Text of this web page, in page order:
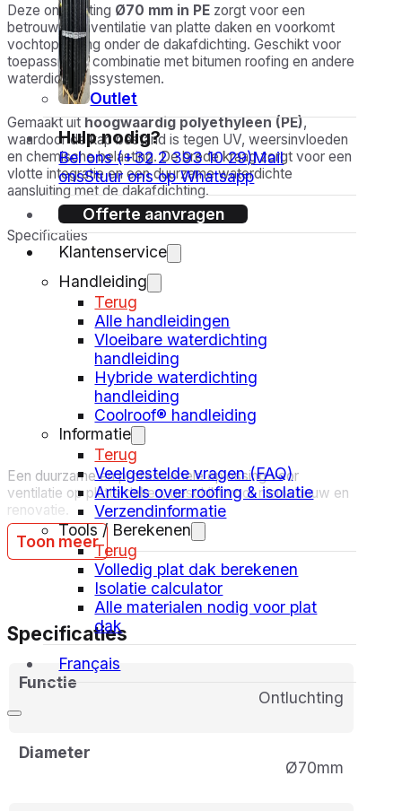
Outlet
Hulp nodig?
Bel ons (+32 2 393 10 29)Mail
onsStuur ons op Whatsapp
Offerte aanvragen
Klantenservice
Handleiding
Terug
Alle handleidingen
Vloeibare waterdichting
handleiding
Hybride waterdichting
handleiding
Coolroof® handleiding
Informatie
Terug
Veelgestelde vragen (FAQ)
Artikels over roofing & isolatie
Verzendinformatie
Tools / Berekenen
Terug
Volledig plat dak berekenen
Isolatie calculator
Alle materialen nodig voor plat
dak
Français
Deze ontluchting Ø70 mm in PE zorgt voor een
betrouwbare ventilatie van platte daken en voorkomt
vochtophoping onder de dakafdichting. Geschikt voor
toepassing in combinatie met bitumen roofing en andere
waterdichtingssystemen.
Gemaakt uithoogwaardig polyethyleen (PE),
waardoor de kap bestand is tegen UV, weersinvloeden
en chemische belasting. De brede kraag zorgt voor een
vlotte integratie en een duurzame waterdichte
aansluiting met de dakafdichting.
Specificaties
Type: Ontluchting verticaal
Diameter: Ø70 mm
Materiaal: PE (polyethyleen)
Toepassing: Platte daken
Compatibel met: Bitumen en andere dakafdichtingen
Een duurzame en professionele oplossing voor
ventilatie op platte daken, geschikt voor nieuwbouw en
renovatie.
Toon meer
Specificaties
Functie
Ontluchting
Diameter
Ø70mm